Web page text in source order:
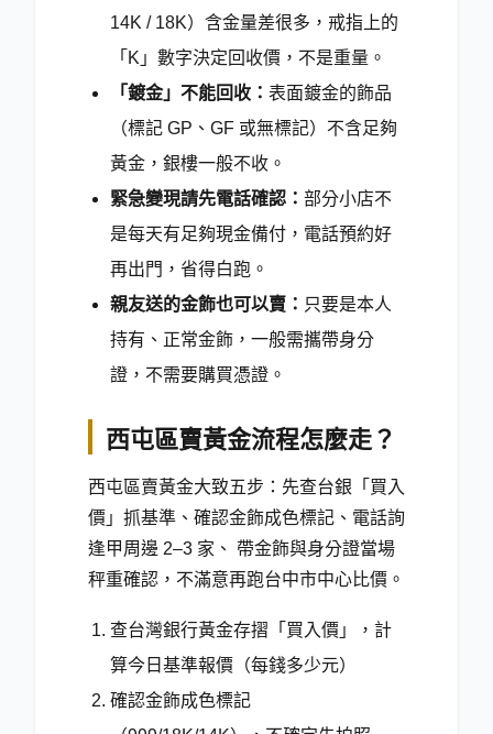
14K / 18K）含金量差很多，戒指上的
「K」數字決定回收價，不是重量。
「鍍金」不能回收： 表面鍍金的飾品
（標記 GP、GF 或無標記）不含足夠
黃金，銀樓一般不收。
緊急變現請先電話確認： 部分小店不
是每天有足夠現金備付，電話預約好
再出門，省得白跑。
親友送的金飾也可以賣： 只要是本人
持有、正常金飾，一般需攜帶身分
證，不需要購買憑證。
西屯區賣黃金流程怎麼走？
西屯區賣黃金大致五步：先查台銀「買入
價」抓基準、確認金飾成色標記、電話詢
逢甲周邊 2–3 家、 帶金飾與身分證當場
秤重確認，不滿意再跑台中市中心比價。
查台灣銀行黃金存摺「買入價」，計
算今日基準報價（每錢多少元）
確認金飾成色標記